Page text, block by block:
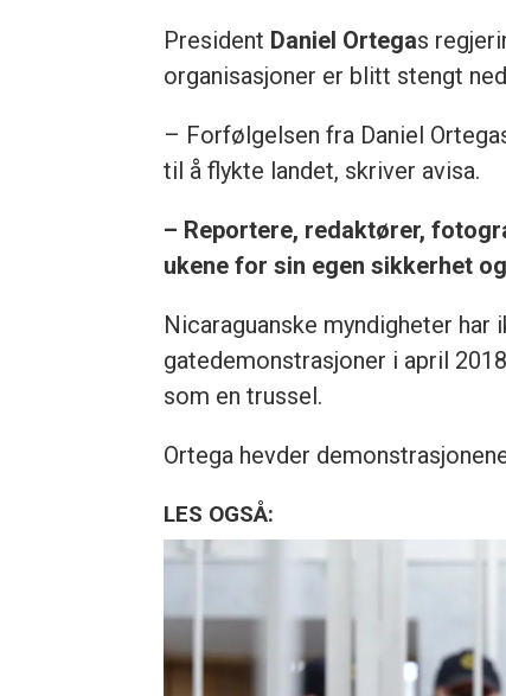
President Daniel Ortegas
organisasjoner er blitt stengt
– Forfølgelsen fra Daniel
til å flykte landet, skriver avisa.
– Reportere, redaktører,
ukene for sin egen sikkerhet
Nicaraguanske myndigheter
gatedemonstrasjoner i april
som en trussel.
Ortega hevder
LES OGSÅ: